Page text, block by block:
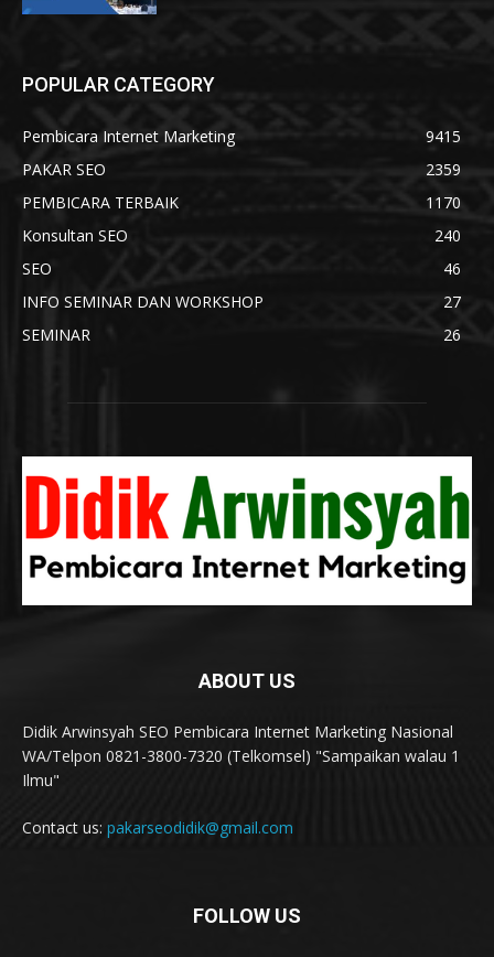
POPULAR CATEGORY
Pembicara Internet Marketing
9415
PAKAR SEO
2359
PEMBICARA TERBAIK
1170
Konsultan SEO
240
SEO
46
INFO SEMINAR DAN WORKSHOP
27
SEMINAR
26
ABOUT US
Didik Arwinsyah SEO Pembicara Internet Marketing Nasional
WA/Telpon 0821-3800-7320 (Telkomsel) "Sampaikan walau 1
Ilmu"
Contact us: pakarseodidik@gmail.com
FOLLOW US